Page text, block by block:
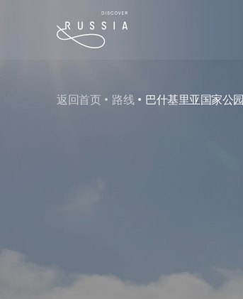
返回首页 路线 ‌巴什基里亚国家公园